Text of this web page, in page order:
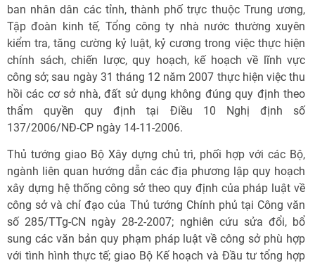
ban nhân dân các tỉnh, thành phố trực thuộc Trung ương,
Tập đoàn kinh tế, Tổng công ty nhà nước thường xuyên
kiểm tra, tăng cường kỷ luật, kỷ cương trong việc thực hiện
chính sách, chiến lược, quy hoạch, kế hoạch về lĩnh vực
công sở; sau ngày 31 tháng 12 năm 2007 thực hiện việc thu
hồi các cơ sở nhà, đất sử dụng không đúng quy định theo
thẩm quyền quy định tại Điều 10 Nghị định số
137/2006/NĐ-CP ngày 14-11-2006.
Thủ tướng giao Bộ Xây dựng chủ trì, phối hợp với các Bộ,
ngành liên quan hướng dẫn các địa phương lập quy hoạch
xây dựng hệ thống công sở theo quy định của pháp luật về
công sở và chỉ đạo của Thủ tướng Chính phủ tại Công văn
số 285/TTg-CN ngày 28-2-2007; nghiên cứu sửa đổi, bổ
sung các văn bản quy phạm pháp luật về công sở phù hợp
với tình hình thực tế; giao Bộ Kế hoạch và Đầu tư tổng hợp